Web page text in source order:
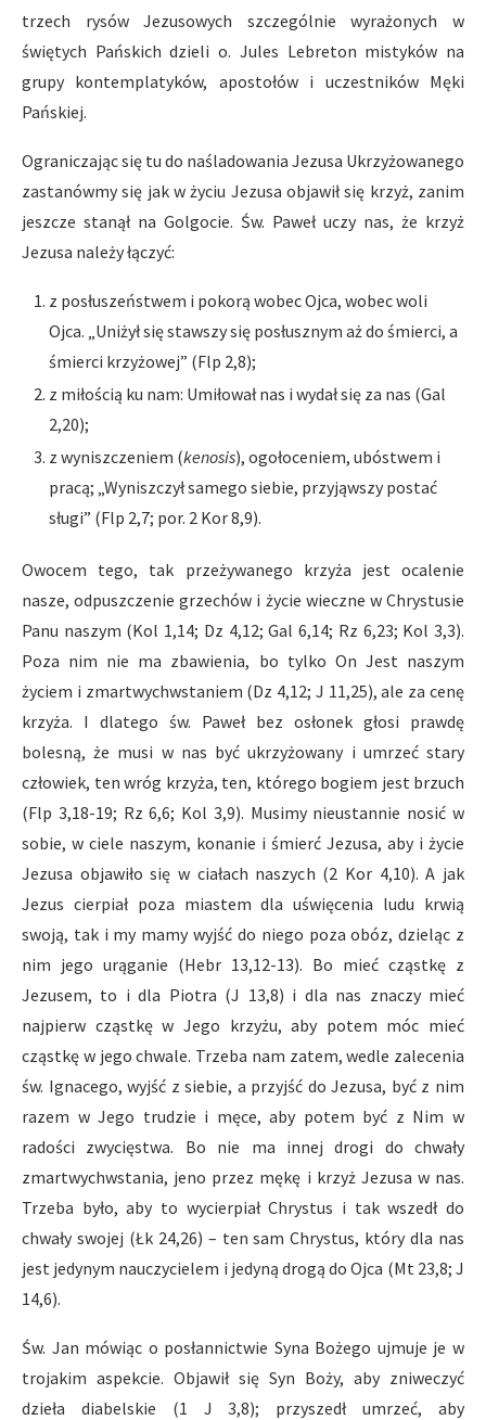
trzech rysów Jezusowych szczególnie wyrażonych w
świętych Pańskich dzieli o. Jules Lebreton mistyków na
grupy kontemplatyków, apostołów i uczestników Męki
Pańskiej.
Ograniczając się tu do naśladowania Jezusa Ukrzyżowanego
zastanówmy się jak w życiu Jezusa objawił się krzyż, zanim
jeszcze stanął na Golgocie. Św. Paweł uczy nas, że krzyż
Jezusa należy łączyć:
z posłuszeństwem i pokorą wobec Ojca, wobec woli
Ojca. „Uniżył się stawszy się posłusznym aż do śmierci, a
śmierci krzyżowej” (Flp 2,8);
z miłością ku nam: Umiłował nas i wydał się za nas (Gal
2,20);
z wyniszczeniem (kenosis), ogołoceniem, ubóstwem i
pracą; „Wyniszczył samego siebie, przyjąwszy postać
sługi” (Flp 2,7; por. 2 Kor 8,9).
Owocem tego, tak przeżywanego krzyża jest ocalenie
nasze, odpuszczenie grzechów i życie wieczne w Chrystusie
Panu naszym (Kol 1,14; Dz 4,12; Gal 6,14; Rz 6,23; Kol 3,3).
Poza nim nie ma zbawienia, bo tylko On Jest naszym
życiem i zmartwychwstaniem (Dz 4,12; J 11,25), ale za cenę
krzyża. I dlatego św. Paweł bez osłonek głosi prawdę
bolesną, że musi w nas być ukrzyżowany i umrzeć stary
człowiek, ten wróg krzyża, ten, którego bogiem jest brzuch
(Flp 3,18-19; Rz 6,6; Kol 3,9). Musimy nieustannie nosić w
sobie, w ciele naszym, konanie i śmierć Jezusa, aby i życie
Jezusa objawiło się w ciałach naszych (2 Kor 4,10). A jak
Jezus cierpiał poza miastem dla uświęcenia ludu krwią
swoją, tak i my mamy wyjść do niego poza obóz, dzieląc z
nim jego urąganie (Hebr 13,12-13). Bo mieć cząstkę z
Jezusem, to i dla Piotra (J 13,8) i dla nas znaczy mieć
najpierw cząstkę w Jego krzyżu, aby potem móc mieć
cząstkę w jego chwale. Trzeba nam zatem, wedle zalecenia
św. Ignacego, wyjść z siebie, a przyjść do Jezusa, być z nim
razem w Jego trudzie i męce, aby potem być z Nim w
radości zwycięstwa. Bo nie ma innej drogi do chwały
zmartwychwstania, jeno przez mękę i krzyż Jezusa w nas.
Trzeba było, aby to wycierpiał Chrystus i tak wszedł do
chwały swojej (Łk 24,26) – ten sam Chrystus, który dla nas
jest jedynym nauczycielem i jedyną drogą do Ojca (Mt 23,8; J
14,6).
Św. Jan mówiąc o posłannictwie Syna Bożego ujmuje je w
trojakim aspekcie. Objawił się Syn Boży, aby zniweczyć
dzieła diabelskie (1 J 3,8); przyszedł umrzeć, aby